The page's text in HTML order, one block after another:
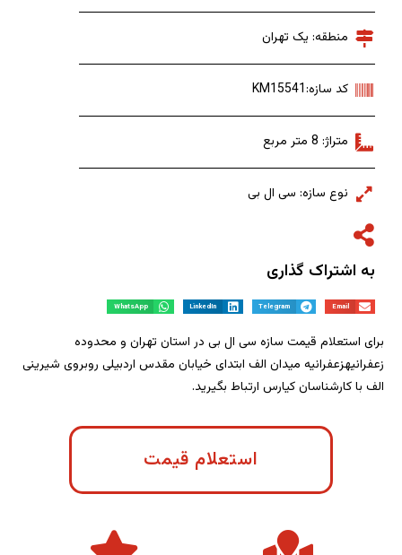
منطقه: یک تهران
کد سازه:KM15541
متراژ: 8 متر مربع
نوع سازه: سی ال بی
به اشتراک گذاری
Email
Telegram
LinkedIn
WhatsApp
برای استعلام قیمت سازه سی ال بی در استان تهران و محدوده
زعفرانیهزعفرانیه میدان الف ابتدای خیابان مقدس اردبیلی روبروی شیرینی
الف با کارشناسان کیارس ارتباط بگیرید.
استعلام قیمت